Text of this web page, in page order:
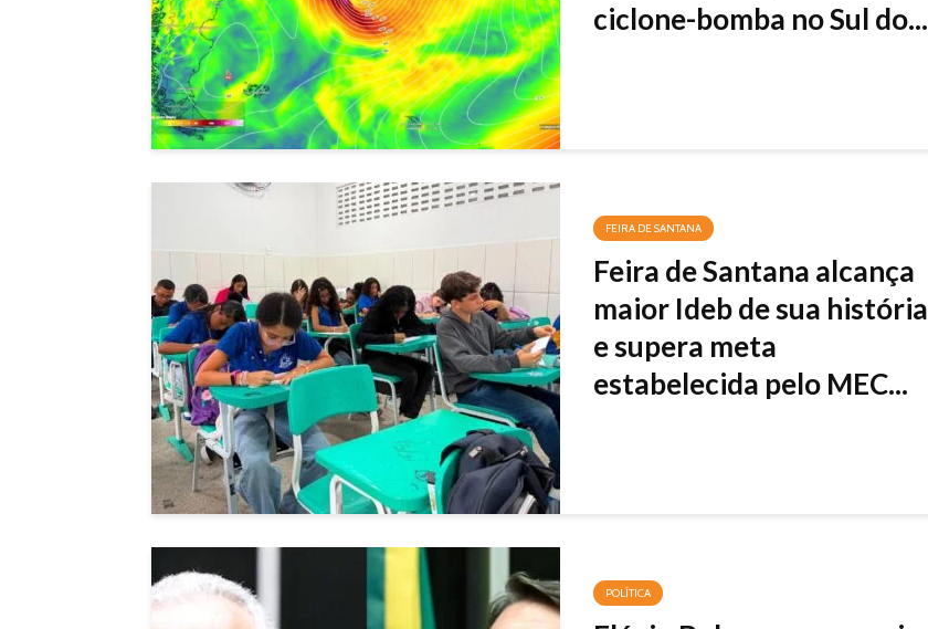
ciclone-bomba no Sul do...
FEIRA DE SANTANA
Feira de Santana alcança
maior Ideb de sua história
e supera meta
estabelecida pelo MEC...
POLÍTICA